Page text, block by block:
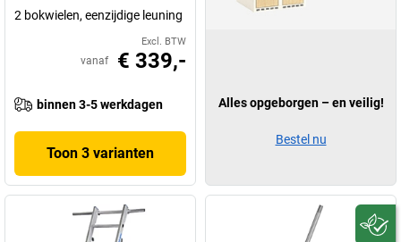
2 bokwielen, eenzijdige leuning
Excl. BTW
vanaf € 339,-
binnen 3-5 werkdagen
Toon 3 varianten
Alles opgeborgen – en veilig!
Bestel nu